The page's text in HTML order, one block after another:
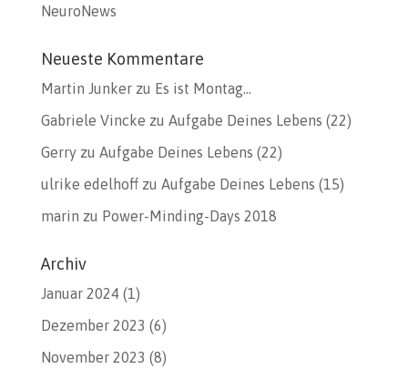
NeuroNews
Neueste Kommentare
Martin Junkerzu Es ist Montag…
Gabriele Vincke zu Aufgabe Deines Lebens (22)
Gerryzu Aufgabe Deines Lebens (22)
ulrike edelhoffzu Aufgabe Deines Lebens (15)
marin zu Power-Minding-Days 2018
Archiv
Januar 2024(1)
Dezember 2023 (6)
November 2023 (8)